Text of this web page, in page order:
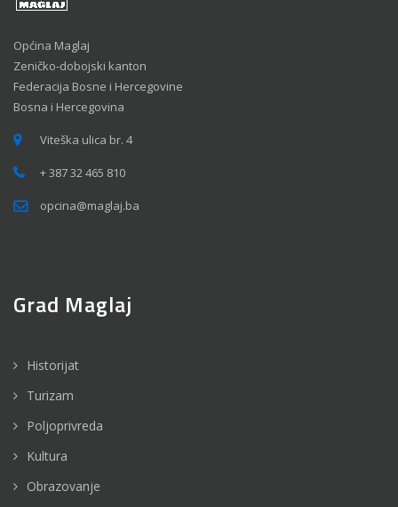
Općina Maglaj
Zeničko-dobojski kanton
Federacija Bosne i Hercegovine
Bosna i Hercegovina
Viteška ulica br. 4
+ 387 32 465 810
opcina@maglaj.ba
Grad Maglaj
Historijat
Turizam
Poljoprivreda
Kultura
Obrazovanje